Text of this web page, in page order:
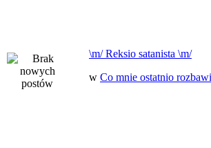
\m/ Reksio satanista \m/
w Co mnie ostatnio